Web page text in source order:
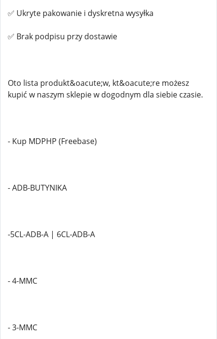
✅ Ukryte pakowanie i dyskretna wysyłka
✅ Brak podpisu przy dostawie
Oto lista produkt&oacute;w, kt&oacute;re możesz
kupić w naszym sklepie w dogodnym dla siebie czasie.
- Kup MDPHP (Freebase)
- ADB-BUTYNIKA
-5CL-ADB-A | 6CL-ADB-A
- 4-MMC
- 3-MMC